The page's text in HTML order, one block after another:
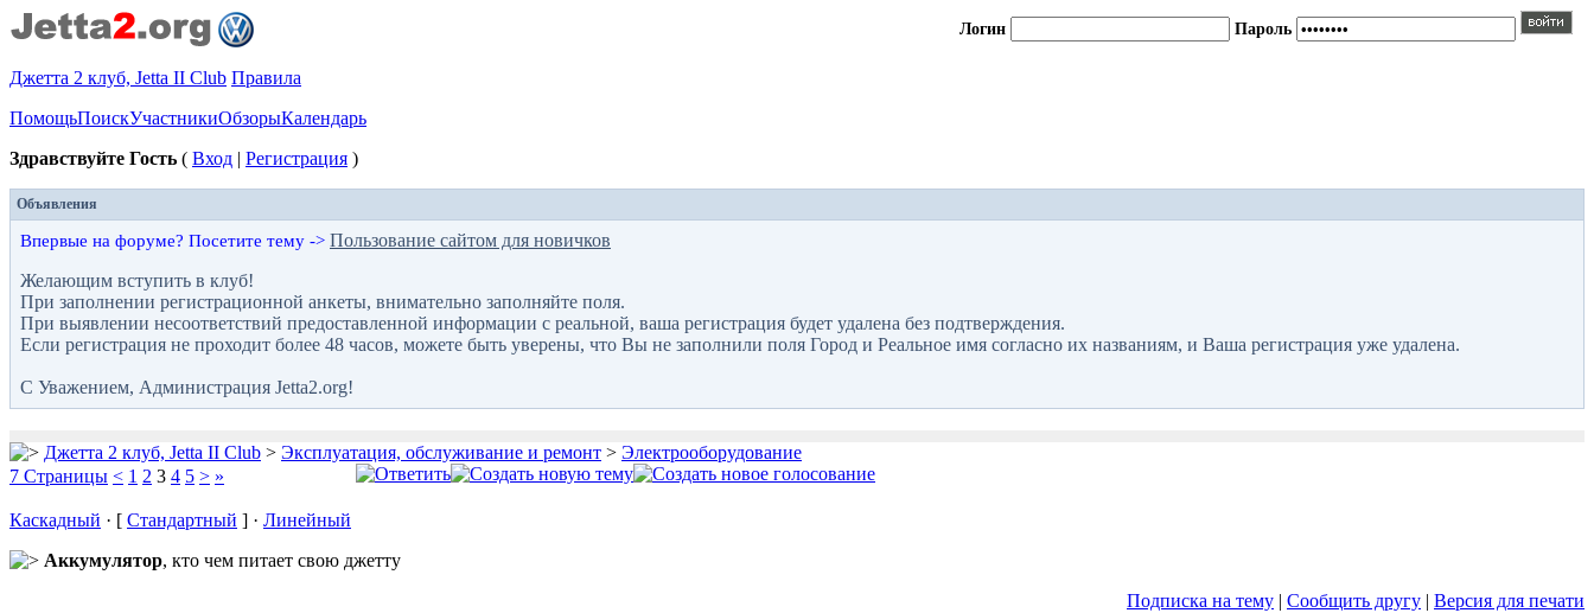
Логин Пароль
Джетта 2 клуб, Jetta II Club Правила
ПомощьПоискУчастникиОбзорыКалендарь
Здравствуйте Гость ( Вход | Регистрация )
Объявления
Впервые на форуме? Посетите тему -> Пользование сайтом для новичков
Желающим вступить в клуб!
При заполнении регистрационной анкеты, внимательно заполняйте поля.
При выявлении несоответствий предоставленной информации с реальной, ваша регистрация будет удалена без подтверждения.
Если регистрация не проходит более 48 часов, можете быть уверены, что Вы не заполнили поля Город и Реальное имя согласно их названиям, и Ваша регистрация уже удалена.
С Уважением, Администрация Jetta2.org!
Джетта 2 клуб, Jetta II Club > Эксплуатация, обслуживание и ремонт > Электрооборудование
7 Страницы < 1 2 3 4 5 > »
Каскадный · [ Стандартный ] · Линейный
Аккумулятор, кто чем питает свою джетту
Подписка на тему | Сообщить другу | Версия для печати